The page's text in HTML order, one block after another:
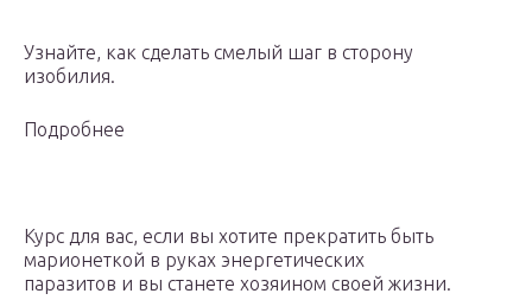
Узнайте, как сделать смелый шаг в сторону
изобилия.
Подробнее
Курс для вас, если вы хотите прекратить быть
марионеткой в руках энергетических
паразитов и вы станете хозяином своей жизни.